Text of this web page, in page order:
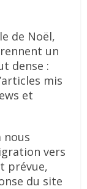
de Noël,
un
dense :
mis
et
nous
vers
prévue,
du site